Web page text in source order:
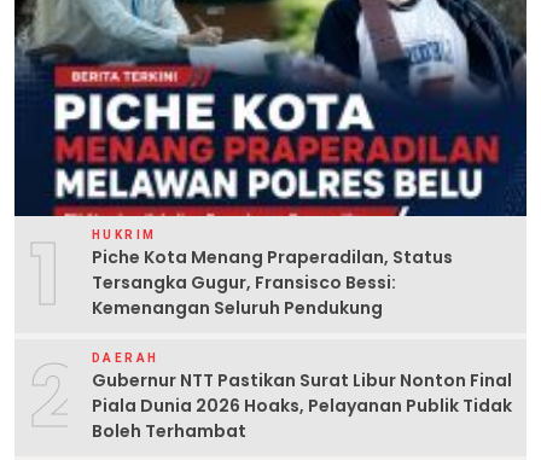
1 HUKRIM
Piche Kota Menang Praperadilan, Status
Tersangka Gugur, Fransisco Bessi:
Kemenangan Seluruh Pendukung
2 DAERAH
Gubernur NTT Pastikan Surat Libur Nonton Final
Piala Dunia 2026 Hoaks, Pelayanan Publik Tidak
Boleh Terhambat